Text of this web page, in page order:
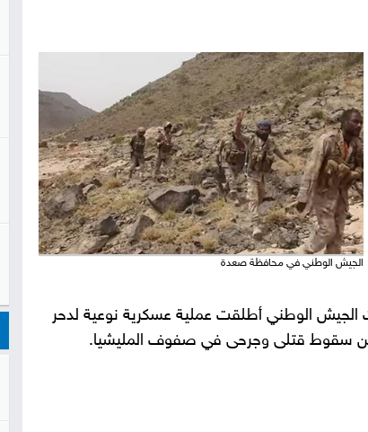
الجيش الوطني في محافظة صعدة
الجيش الوطني أطلقت عملية عسكرية نوعية لدحر
عن سقوط قتلى وجرحى في صفوف المليشيا.